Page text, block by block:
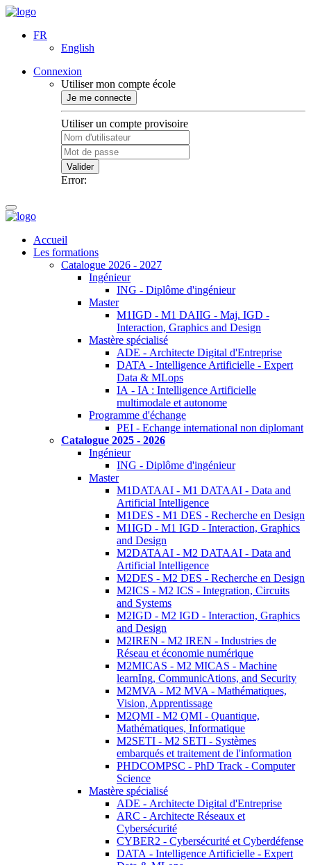
FR
English
Connexion
Utiliser mon compte école
Je me connecte
Utiliser un compte provisoire
Valider
Error:
Accueil
Les formations
Catalogue 2026 - 2027
Ingénieur
ING - Diplôme d'ingénieur
Master
M1IGD - M1 DAIIG - Maj. IGD -
Interaction, Graphics and Design
Mastère spécialisé
ADE - Architecte Digital d'Entreprise
DATA - Intelligence Artificielle - Expert
Data & MLops
IA - IA : Intelligence Artificielle
multimodale et autonome
Programme d'échange
PEI - Echange international non diplomant
Catalogue 2025 - 2026
Ingénieur
ING - Diplôme d'ingénieur
Master
M1DATAAI - M1 DATAAI - Data and
Artificial Intelligence
M1DES - M1 DES - Recherche en Design
M1IGD - M1 IGD - Interaction, Graphics
and Design
M2DATAAI - M2 DATAAI - Data and
Artificial Intelligence
M2DES - M2 DES - Recherche en Design
M2ICS - M2 ICS - Integration, Circuits
and Systems
M2IGD - M2 IGD - Interaction, Graphics
and Design
M2IREN - M2 IREN - Industries de
Réseau et économie numérique
M2MICAS - M2 MICAS - Machine
learnIng, CommunicAtions, and Security
M2MVA - M2 MVA - Mathématiques,
Vision, Apprentissage
M2QMI - M2 QMI - Quantique,
Mathématiques, Informatique
M2SETI - M2 SETI - Systèmes
embarqués et traitement de l'information
PHDCOMPSC - PhD Track - Computer
Science
Mastère spécialisé
ADE - Architecte Digital d'Entreprise
ARC - Architecte Réseaux et
Cybersécurité
CYBER2 - Cybersécurité et Cyberdéfense
DATA - Intelligence Artificielle - Expert